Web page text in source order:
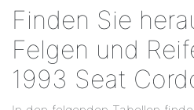
Finden Sie
Felgen und
1993 Seat